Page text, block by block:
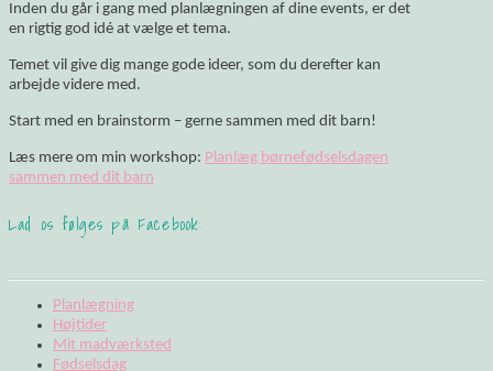
Inden du går i gang med planlægningen af dine events, er det
en rigtig god idé at vælge et tema.
Temet vil give dig mange gode ideer, som du derefter kan
arbejde videre med.
Start med en brainstorm – gerne sammen med dit barn!
Læs mere om min workshop: Planlæg børnefødselsdagen
sammen med dit barn
Lad os følges på Facebook:
Planlægning
Højtider
Mit madværksted
Fødselsdag